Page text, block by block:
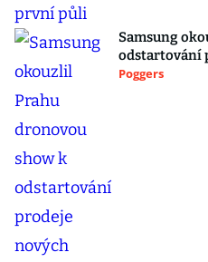
Samsung
odstartování
Poggers